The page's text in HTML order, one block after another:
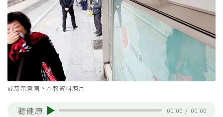
戒菸示意圖。本報資料照片
聽健康 00:00 / 00:00